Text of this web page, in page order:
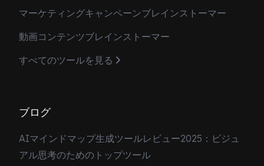
マーケティングキャンペーンブレインストーマー
動画コンテンツブレインストーマー
すべてのツールを見る
ブログ
AIマインドマップ生成ツールレビュー2025：ビジュ
アル思考のためのトップツール